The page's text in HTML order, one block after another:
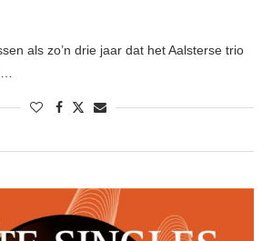
als zo’n drie jaar dat het Aalsterse trio
…